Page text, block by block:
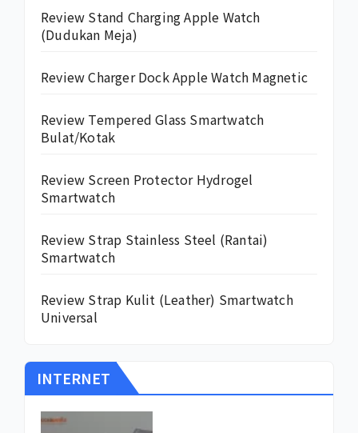
Review Stand Charging Apple Watch
(Dudukan Meja)
Review Charger Dock Apple Watch Magnetic
Review Tempered Glass Smartwatch
Bulat/Kotak
Review Screen Protector Hydrogel
Smartwatch
Review Strap Stainless Steel (Rantai)
Smartwatch
Review Strap Kulit (Leather) Smartwatch
Universal
INTERNET